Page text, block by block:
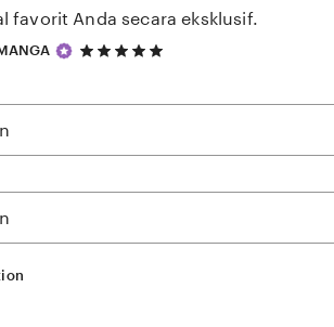
favorit Anda secara eksklusif.
5
5